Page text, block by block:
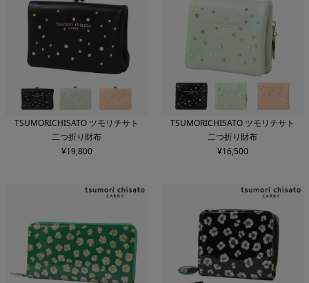
TSUMORICHISATO ツモリチサト
二つ折り財布
¥19,800
TSUMORICHISATO ツモリチサト
二つ折り財布
¥16,500